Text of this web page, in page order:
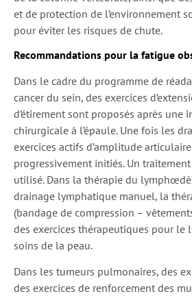
et de protection de l’environnement
pour éviter les risques de chute.
Recommandations pour la fatigue
Dans le cadre du programme de
cancer du sein, des exercices
d’étirement sont proposés après une
chirurgicale à l’épaule. Une fois les
exercices actifs d’amplitude
progressivement initiés. Un
utilisé. Dans la thérapie du
drainage lymphatique manuel, la
(bandage de compression –
des exercices thérapeutiques pour
soins de la peau.
Dans les tumeurs pulmonaires, des
des exercices de renforcement des